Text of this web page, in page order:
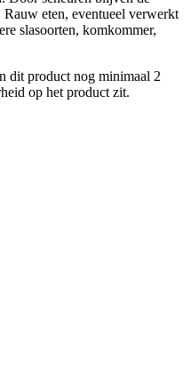
eten, eventueel verwerkt
slasoorten, komkommer,
dit product nog minimaal 2
op het product zit.